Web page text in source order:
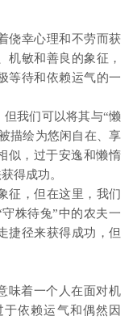
侥幸心理和不劳而获
机敏和善良的象征，
等待和依赖运气的一
我们可以将其与“懒
描绘为悠闲自在、享
似，过于安逸和懒惰
得成功。
征，但在这里，我们
株待兔”中的农夫一
捷径来获得成功，但
味着一个人在面对机
依赖运气和偶然因